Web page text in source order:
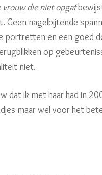
vrouw die niet opgaf
nagelbijtende
portretten en een goed
op
niet.
dat ik met haar had in
maar wel voor het